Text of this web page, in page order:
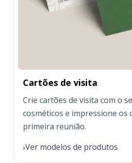
Cartões de visita
Crie cartões de visita com o
cosméticos e impressione os
primeira reunião.
›Ver modelos de produtos